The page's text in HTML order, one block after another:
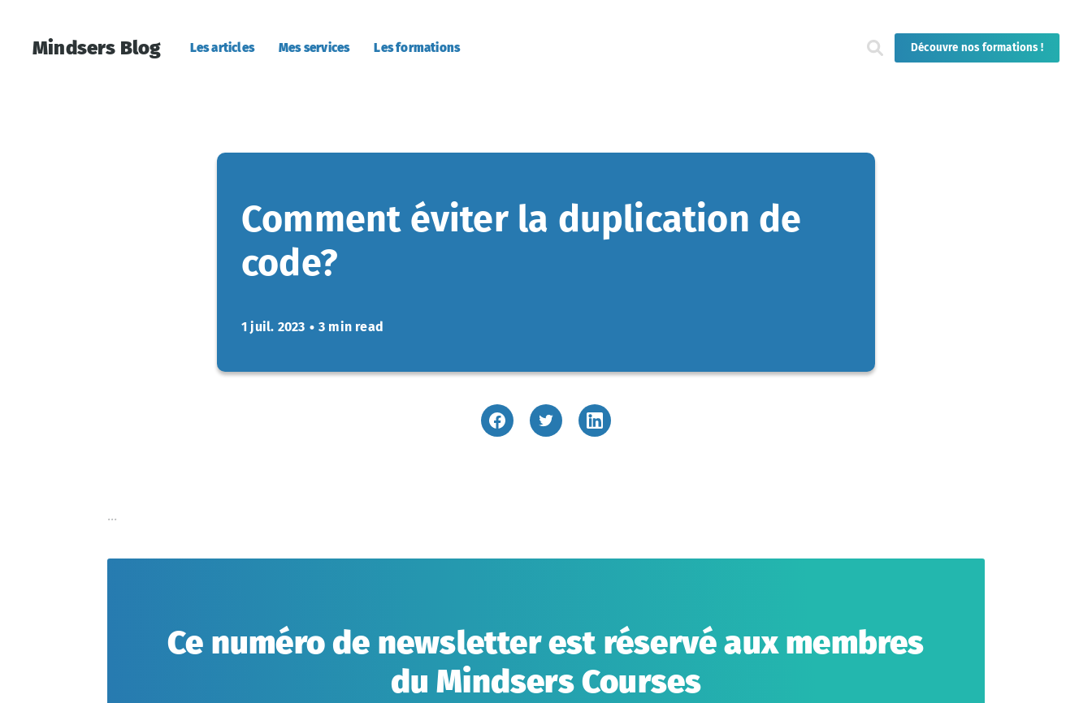
Mindsers Blog Les articles Mes services Les formations Découvre nos formations !
Comment éviter la duplication de
code?
1 juil. 2023 • 3 min read
...
Ce numéro de newsletter est réservé aux membres
du Mindsers Courses